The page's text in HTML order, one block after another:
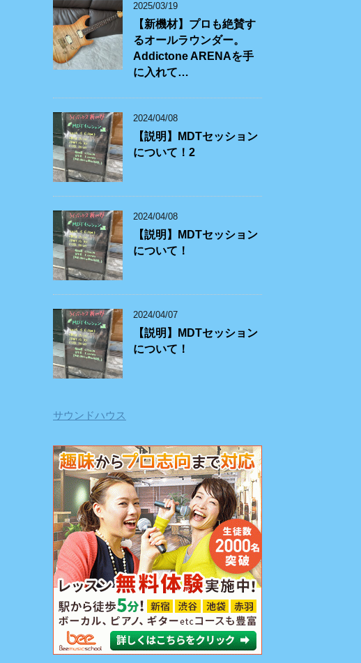
2025/03/19
【新機材】プロも絶賛す
るオールラウンダー。
Addictone ARENAを手
に入れて…
2024/04/08
【説明】MDTセッション
について！2
2024/04/08
【説明】MDTセッション
について！
2024/04/07
【説明】MDTセッション
について！
サウンドハウス